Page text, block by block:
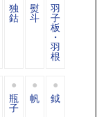
独
鈷
熨
斗
羽
子
板
・
羽
根
瓶
子
帆 鉞